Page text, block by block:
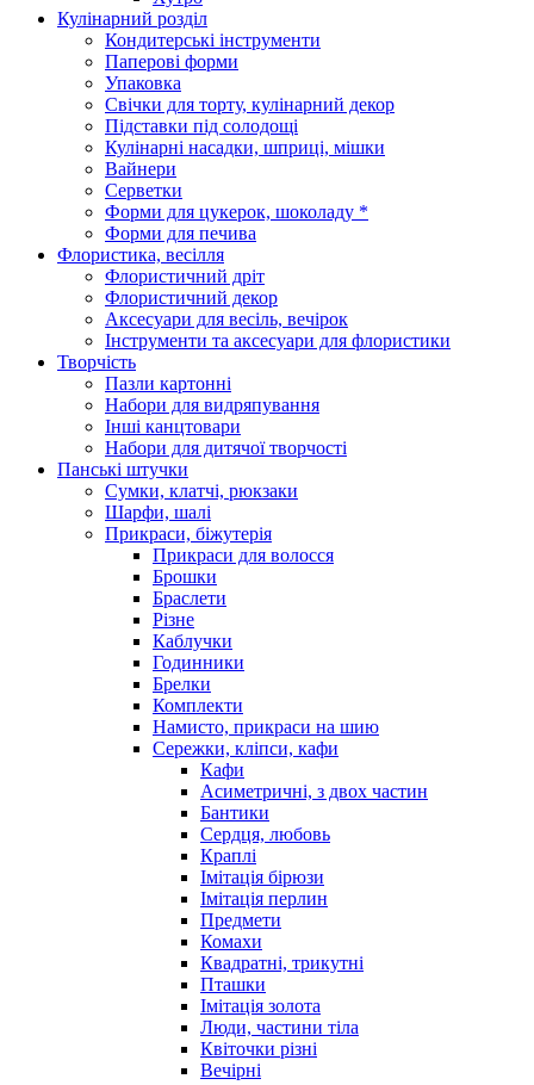
Кулінарний розділ
Кондитерські інструменти
Паперові форми
Упаковка
Свічки для торту, кулінарний декор
Підставки під солодощі
Кулінарні насадки, шприці, мішки
Вайнери
Серветки
Форми для цукерок, шоколаду *
Форми для печива
Флористика, весілля
Флористичний дріт
Флористичний декор
Аксесуари для весіль, вечірок
Інструменти та аксесуари для флористики
Творчість
Пазли картонні
Набори для видряпування
Інші канцтовари
Набори для дитячої творчості
Панські штучки
Сумки, клатчі, рюкзаки
Шарфи, шалі
Прикраси, біжутерія
Прикраси для волосся
Брошки
Браслети
Різне
Каблучки
Годинники
Брелки
Комплекти
Намисто, прикраси на шию
Сережки, кліпси, кафи
Кафи
Асиметричні, з двох частин
Бантики
Сердця, любовь
Краплі
Імітація бірюзи
Імітація перлин
Предмети
Комахи
Квадратні, трикутні
Пташки
Імітація золота
Люди, частини тіла
Квіточки різні
Вечірні